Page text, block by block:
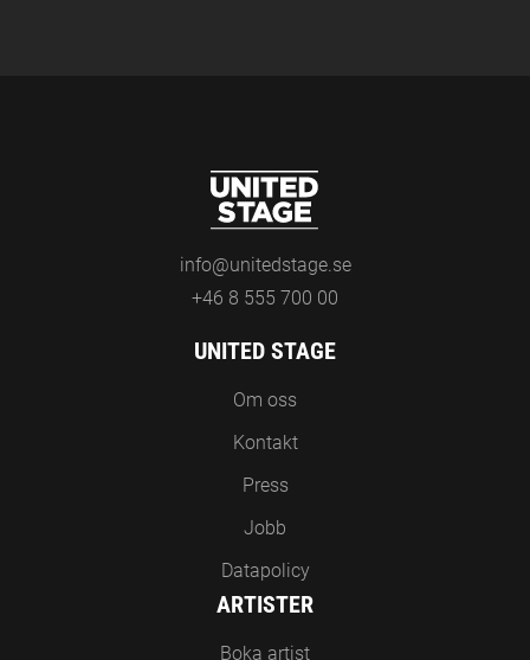
info@unitedstage.se
+46 8 555 700 00
UNITED STAGE
Om oss
Kontakt
Press
Jobb
Datapolicy
ARTISTER
Boka artist